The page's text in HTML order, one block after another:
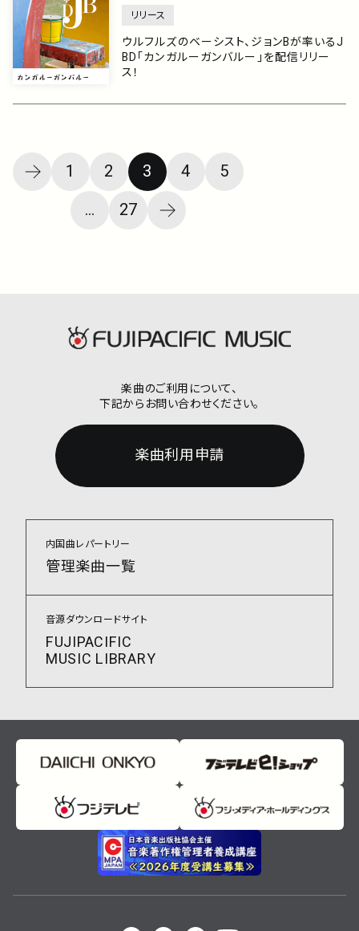
リリース
ウルフルズのベーシスト、ジョンBが率いるJ
BD「カンガルーガンバルー」を配信リリー
ス！
1 2 3 4
5
...
27
楽曲のご利用について、
下記からお問い合わせください。
楽曲利用申請
内国曲レパートリー
管理楽曲一覧
音源ダウンロードサイト
FUJIPACIFIC
MUSIC LIBRARY